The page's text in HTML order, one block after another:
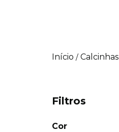
Início / Calcinhas
Filtros
Cor